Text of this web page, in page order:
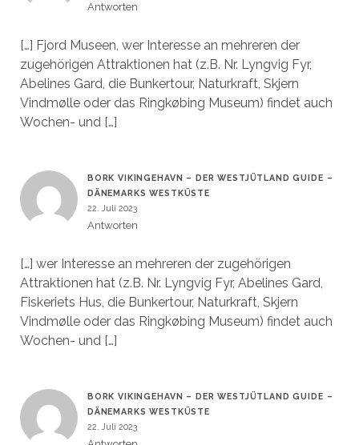
Antworten
[…] Fjord Museen, wer Interesse an mehreren der
zugehörigen Attraktionen hat (z.B. Nr. Lyngvig Fyr,
Abelines Gard, die Bunkertour, Naturkraft, Skjern
Vindmølle oder das Ringkøbing Museum) findet auch
Wochen- und […]
BORK VIKINGEHAVN – DER WESTJÜTLAND GUIDE –
DÄNEMARKS WESTKÜSTE
22. Juli 2023
Antworten
[…] wer Interesse an mehreren der zugehörigen
Attraktionen hat (z.B. Nr. Lyngvig Fyr, Abelines Gard,
Fiskeriets Hus, die Bunkertour, Naturkraft, Skjern
Vindmølle oder das Ringkøbing Museum) findet auch
Wochen- und […]
BORK VIKINGEHAVN – DER WESTJÜTLAND GUIDE –
DÄNEMARKS WESTKÜSTE
22. Juli 2023